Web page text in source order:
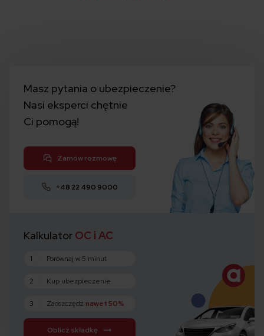
Masz pytania o ubezpieczenie?
Nasi eksperci chętnie
Ci pomogą!
Zamów rozmowę
+48 22 490 9000
Kalkulator OC i AC
1 Porównaj w 5 minut
2 Kup ubezpieczenie
3 Zaoszczędź nawet 50%
Oblicz składkę